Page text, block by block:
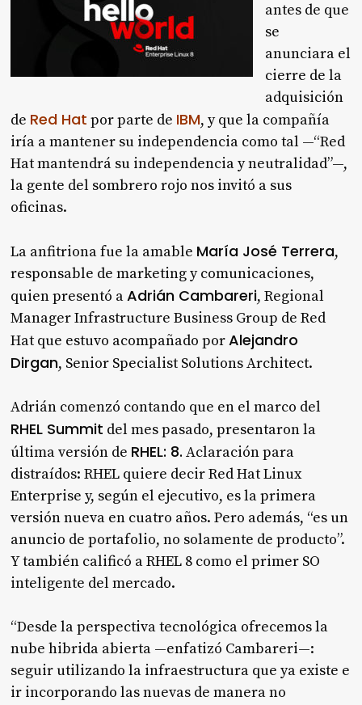
antes de que
se
anunciara el
cierre de la
adquisición
de Red Hat por parte de IBM, y que la compañía
iría a mantener su independencia como tal —“Red
Hat mantendrá su independencia y neutralidad”—,
la gente del sombrero rojo nos invitó a sus
oficinas.
La anfitriona fue la amable María José Terrera,
responsable de marketing y comunicaciones,
quien presentó aAdrián Cambareri, Regional
Manager Infrastructure Business Group de Red
Hat que estuvo acompañado porAlejandro
Dirgan, Senior Specialist Solutions Architect.
Adrián comenzó contando que en el marco del
RHEL Summit del mes pasado, presentaron la
última versión de RHEL: 8. Aclaración para
distraídos: RHEL quiere decir Red Hat Linux
Enterprise y, según el ejecutivo, es la primera
versión nueva en cuatro años. Pero además, “es un
anuncio de portafolio, no solamente de producto”.
Y también calificó a RHEL 8 como el primer SO
inteligente del mercado.
“Desde la perspectiva tecnológica ofrecemos la
nube hibrida abierta —enfatizó Cambareri—:
seguir utilizando la infraestructura que ya existe e
ir incorporando las nuevas de manera no